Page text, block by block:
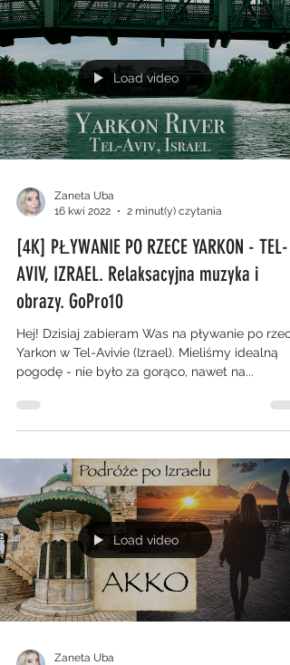
Load video
Zaneta Uba
16 kwi 2022
2 minut(y) czytania
[4K] PŁYWANIE PO RZECE YARKON - TEL-
AVIV, IZRAEL. Relaksacyjna muzyka i
obrazy. GoPro10
Hej! Dzisiaj zabieram Was na pływanie po
Yarkon w Tel-Avivie (Izrael). Mieliśmy idealną
pogodę - nie było za gorąco, nawet na...
Load video
Zaneta Uba